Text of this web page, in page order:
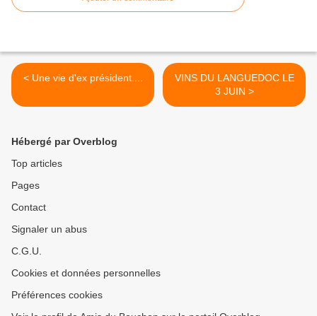
< Une vie d'ex président....
VINS DU LANGUEDOC LE
3 JUIN >
Hébergé par Overblog
Top articles
Pages
Contact
Signaler un abus
C.G.U.
Cookies et données personnelles
Préférences cookies